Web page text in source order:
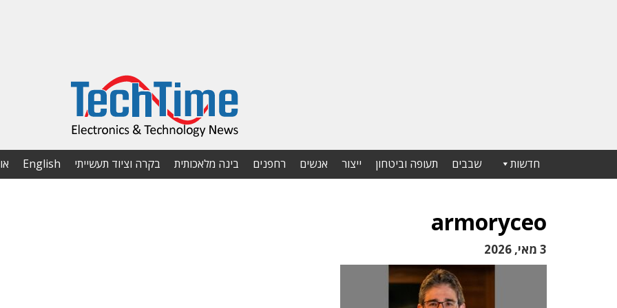
חדשות שבבים תעופה וביטחון ייצור אנשים רחפנים בינה מלאכותית בקרה וציוד תעשייתי English
armoryceo
3 מאי, 2026